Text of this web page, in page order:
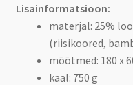
Lisainformatsioon:
materjal: 25%
(riisikoored,
mõõtmed: 180 x
kaal: 750 g